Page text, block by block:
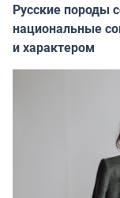
Русские породы
национальные
и характером